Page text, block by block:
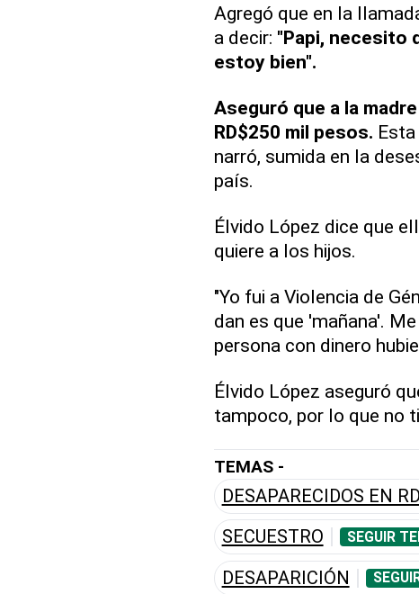
Agregó que en la
a decir: "Papi, necesito
estoy bien".
Aseguró que a la
RD$250 mil pesos.
narró, sumida en la
país.
Élvido López dice que
quiere a los hijos.
"Yo fui a Violencia de
dan es que 'mañana'.
persona con dinero
Élvido López aseguró
tampoco, por lo que no
TEMAS -
DESAPARECIDOS EN RD
SECUESTRO SEGUIR
DESAPARICIÓN